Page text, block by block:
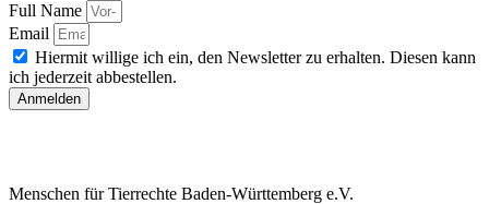
Full Name
Email
Hiermit willige ich ein, den Newsletter zu erhalten. Diesen kann
ich jederzeit abbestellen.
Anmelden
Menschen für Tierrechte Baden-Württemberg e.V.